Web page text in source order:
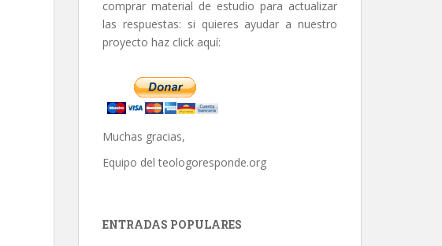
comprar material de estudio para actualizar
las respuestas: si quieres ayudar a nuestro
proyecto haz click aquí:
Muchas gracias,
Equipo del teologoresponde.org
ENTRADAS POPULARES